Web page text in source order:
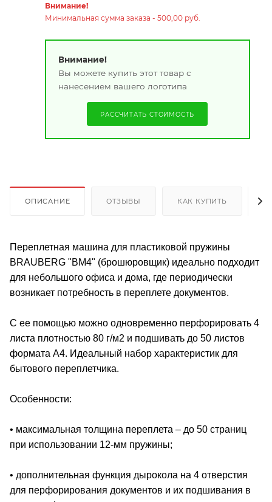
Внимание!
Минимальная сумма заказа - 500,00 руб.
Внимание!
Вы можете купить этот товар с
нанесением вашего логотипа
РАССЧИТАТЬ СТОИМОСТЬ
ОПИСАНИЕ ОТЗЫВЫ КАК КУПИТЬ
Переплетная машина для пластиковой пружины
BRAUBERG "BM4" (брошюровщик) идеально подходит
для небольшого офиса и дома, где периодически
возникает потребность в переплете документов.
С ее помощью можно одновременно перфорировать 4
листа плотностью 80 г/м2 и подшивать до 50 листов
формата А4. Идеальный набор характеристик для
бытового переплетчика.
Особенности:
• максимальная толщина переплета – до 50 страниц
при использовании 12-мм пружины;
• дополнительная функция дырокола на 4 отверстия
для перфорирования документов и их подшивания в